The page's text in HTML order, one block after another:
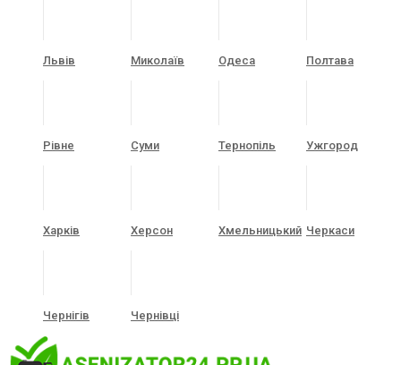
Львів Миколаїв Одеса Полтава
Рівне Суми Тернопіль Ужгород
Харків Херсон Хмельницький Черкаси
Чернігів Чернівці